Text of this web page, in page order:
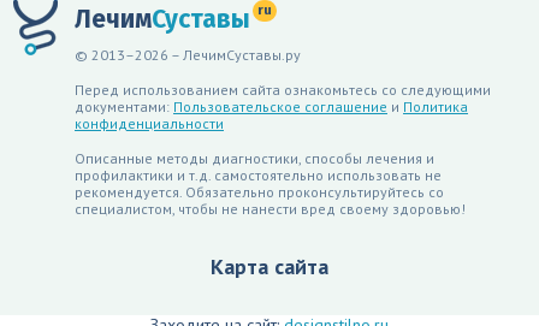
ЛечимСуставы ru
© 2013–2026 – ЛечимСуставы.ру
Перед использованием сайта ознакомьтесь со следующими
документами: Пользовательское соглашение и Политика
конфиденциальности
Описанные методы диагностики, способы лечения и
профилактики и т.д. самостоятельно использовать не
рекомендуется. Обязательно проконсультируйтесь со
специалистом, чтобы не нанести вред своему здоровью!
Карта сайта